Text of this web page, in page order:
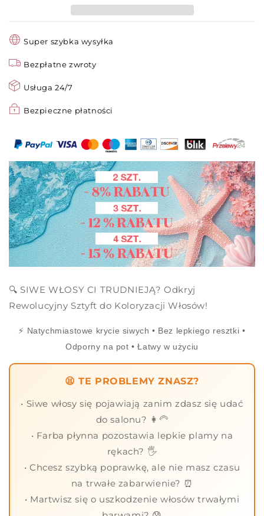
wbudowanymwbudowanym
Super szybka wysyłka
Bezpłatne zwroty
Usługa 24/7
Bezpieczne płatności
🔍 SIWE WŁOSY CI TRUDNIEJĄ? Odkryj
Rewolucyjny Sztyft do Koloryzacji Włosów!
⚡ Natychmiastowe krycie siwych • Bez lepkiego resztki •
Odporny na pot • Łatwy w użyciu
😫 TE PROBLEMY ZNASZ?
• Siwe włosy się pojawiają zanim zdasz się udać
do salonu? 👩🦳
• Farba płynna pozostawia lepkie plamy na
rękach? 🖐️
• Chcesz szybką poprawkę, ale nie masz czasu
na trwałe zabarwienie? ⏰
• Martwisz się o uszkodzenie włosów trwałymi